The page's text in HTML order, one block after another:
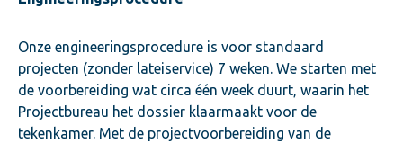
Onze engineeringsprocedure is voor standaard
projecten (zonder lateiservice) 7 weken. We starten met
de voorbereiding wat circa één week duurt, waarin het
Projectbureau het dossier klaarmaakt voor de
tekenkamer. Met de projectvoorbereiding van de